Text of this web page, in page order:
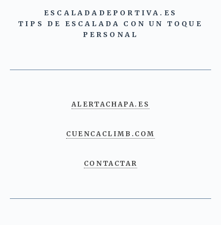
ESCALADADEPORTIVA.ES
TIPS DE ESCALADA CON UN TOQUE
PERSONAL
ALERTACHAPA.ES
CUENCACLIMB.COM
CONTACTAR